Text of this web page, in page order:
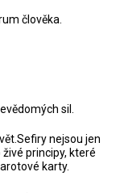
člověka.
sil.
nejsou jen
principy, které
karty.